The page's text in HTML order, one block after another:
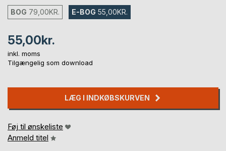
BOG 79,00KR. E-BOG 55,00KR.
55,00kr.
inkl. moms
Tilgængelig som download
LÆG I INDKØBSKURVEN
Føj til ønskeliste
Anmeld titel